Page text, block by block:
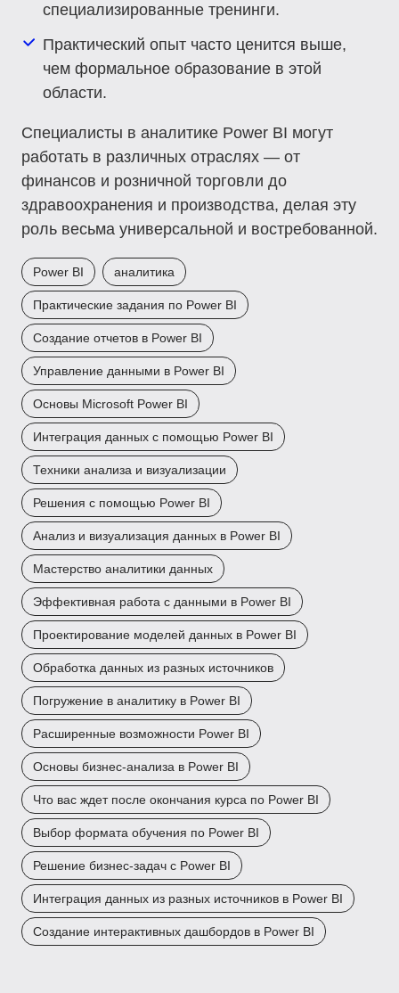
специализированные тренинги.
Практический опыт часто ценится выше,
чем формальное образование в этой
области.
Специалисты в аналитике Power BI могут
работать в различных отраслях — от
финансов и розничной торговли до
здравоохранения и производства, делая эту
роль весьма универсальной и востребованной.
Power BI аналитика
Практические задания по Power BI
Создание отчетов в Power BI
Управление данными в Power BI
Основы Microsoft Power BI
Интеграция данных с помощью Power BI
Техники анализа и визуализации
Решения с помощью Power BI
Анализ и визуализация данных в Power BI
Мастерство аналитики данных
Эффективная работа с данными в Power BI
Проектирование моделей данных в Power BI
Обработка данных из разных источников
Погружение в аналитику в Power BI
Расширенные возможности Power BI
Основы бизнес-анализа в Power BI
Что вас ждет после окончания курса по Power BI
Выбор формата обучения по Power BI
Решение бизнес-задач с Power BI
Интеграция данных из разных источников в Power BI
Создание интерактивных дашбордов в Power BI